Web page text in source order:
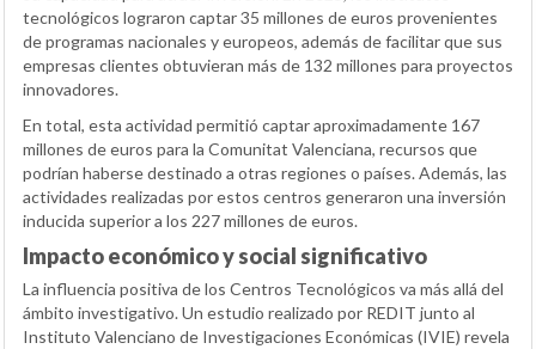
tecnológicos lograron captar 35 millones de euros provenientes
de programas nacionales y europeos, además de facilitar que sus
empresas clientes obtuvieran más de 132 millones para proyectos
innovadores.
En total, esta actividad permitió captar aproximadamente 167
millones de euros para la Comunitat Valenciana, recursos que
podrían haberse destinado a otras regiones o países. Además, las
actividades realizadas por estos centros generaron una inversión
inducida superior a los 227 millones de euros.
Impacto económico y social significativo
La influencia positiva de los Centros Tecnológicos va más allá del
ámbito investigativo. Un estudio realizado por REDIT junto al
Instituto Valenciano de Investigaciones Económicas (IVIE) revela